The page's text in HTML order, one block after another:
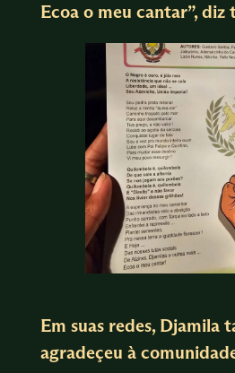
Ecoa o meu cantar”,
Em suas redes, Djamila
agradeçeu à